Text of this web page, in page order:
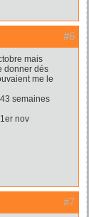
#6
mais
donner dés
me le
semaines
nov
#7